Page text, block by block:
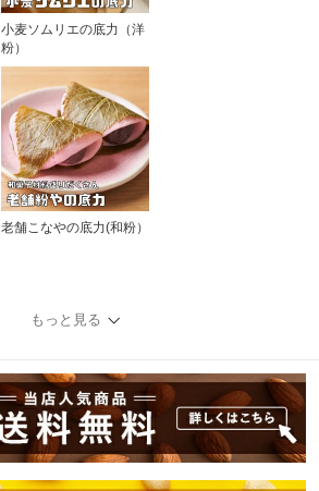
小麦ソムリエの底力（洋
粉）
老舗こなやの底力(和粉）
もっと見る